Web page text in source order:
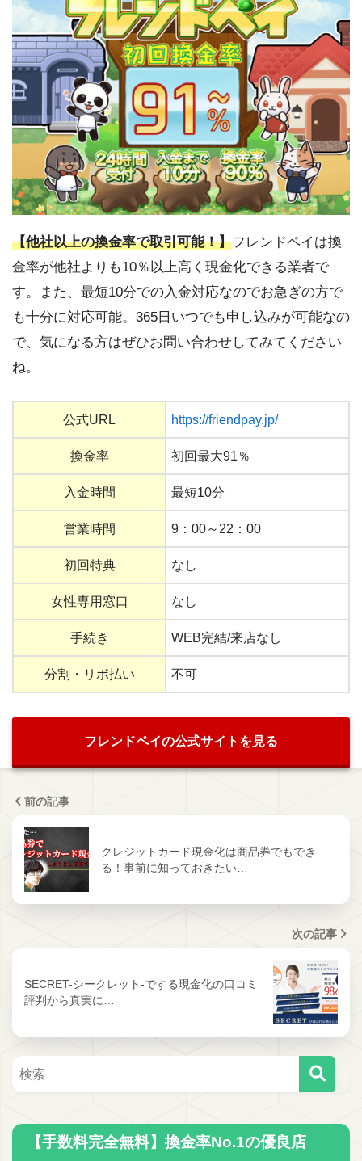
【他社以上の換金率で取引可能！】フレンドペイは換
金率が他社よりも10％以上高く現金化できる業者で
す。また、最短10分での入金対応なのでお急ぎの方で
も十分に対応可能。365日いつでも申し込みが可能なの
で、気になる方はぜひお問い合わせしてみてください
ね。
公式URL https://friendpay.jp/
換金率 初回最大91％
入金時間 最短10分
営業時間 9：00～22：00
初回特典 なし
女性専用窓口 なし
手続き WEB完結/来店なし
分割・リボ払い 不可
フレンドペイの公式サイトを見る
前の記事
クレジットカード現金化は商品券でもでき
る！事前に知っておきたい…
次の記事
SECRET-シークレット-でする現金化の口コミ
評判から真実に…
【手数料完全無料】換金率No.1の優良店